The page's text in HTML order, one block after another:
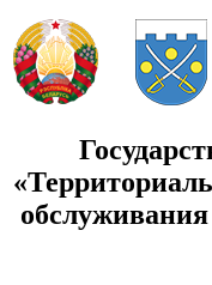
обслуживания